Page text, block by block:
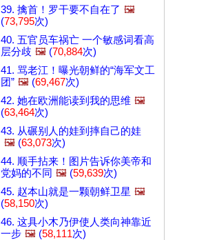
39. 擒首！罗干要不自在了 🖼️
(73,795次)
40. 五官员车祸亡 一个敏感词看高
层分歧 🖼️ (70,884次)
41. 骂老江！曝光朝鲜的“海军文工
团” 🖼️ (69,467次)
42. 她在欧洲能读到我的思维 🖼️
(63,464次)
43. 从碾别人的娃到摔自己的娃
🖼️ (63,073次)
44. 顺手拈来！图片告诉你美帝和
党妈的不同 🖼️ (59,639次)
45. 赵本山就是一颗朝鲜卫星 🖼️
(58,150次)
46. 这具小木乃伊使人类向神靠近
一步 🖼️ (58,111次)